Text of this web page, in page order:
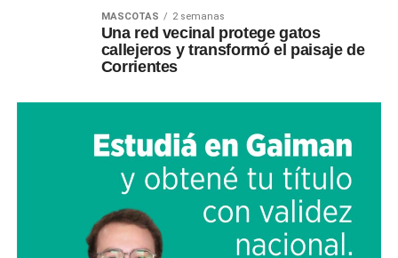
MASCOTAS 2 semanas
Una red vecinal protege gatos
callejeros y transformó el paisaje de
Corrientes